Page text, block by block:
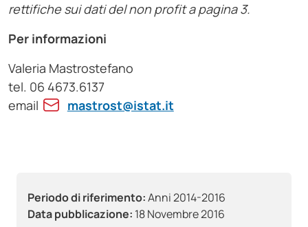
Periodo di riferimento:Anni 2014-2016
Data pubblicazione: 18 Novembre 2016
rettifiche sui dati del non profit a pagina 3.
Per informazioni
Valeria Mastrostefano
tel. 06 4673.6137
email
mastrost@istat.it